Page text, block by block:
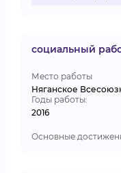
социальный
Место работы
Няганское
Годы работы:
2016
Основные